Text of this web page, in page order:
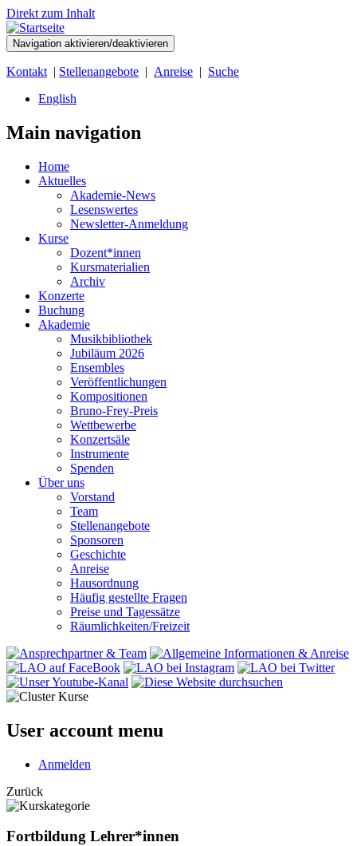
Direkt zum Inhalt
Navigation aktivieren/deaktivieren
Kontakt | Stellenangebote | Anreise | Suche
English
Main navigation
Home
Aktuelles
Akademie-News
Lesenswertes
Newsletter-Anmeldung
Kurse
Dozent*innen
Kursmaterialien
Archiv
Konzerte
Buchung
Akademie
Musikbibliothek
Jubiläum 2026
Ensembles
Veröffentlichungen
Kompositionen
Bruno-Frey-Preis
Wettbewerbe
Konzertsäle
Instrumente
Spenden
Über uns
Vorstand
Team
Stellenangebote
Sponsoren
Geschichte
Anreise
Hausordnung
Häufig gestellte Fragen
Preise und Tagessätze
Räumlichkeiten/Freizeit
User account menu
Anmelden
Zurück
Fortbildung Lehrer*innen